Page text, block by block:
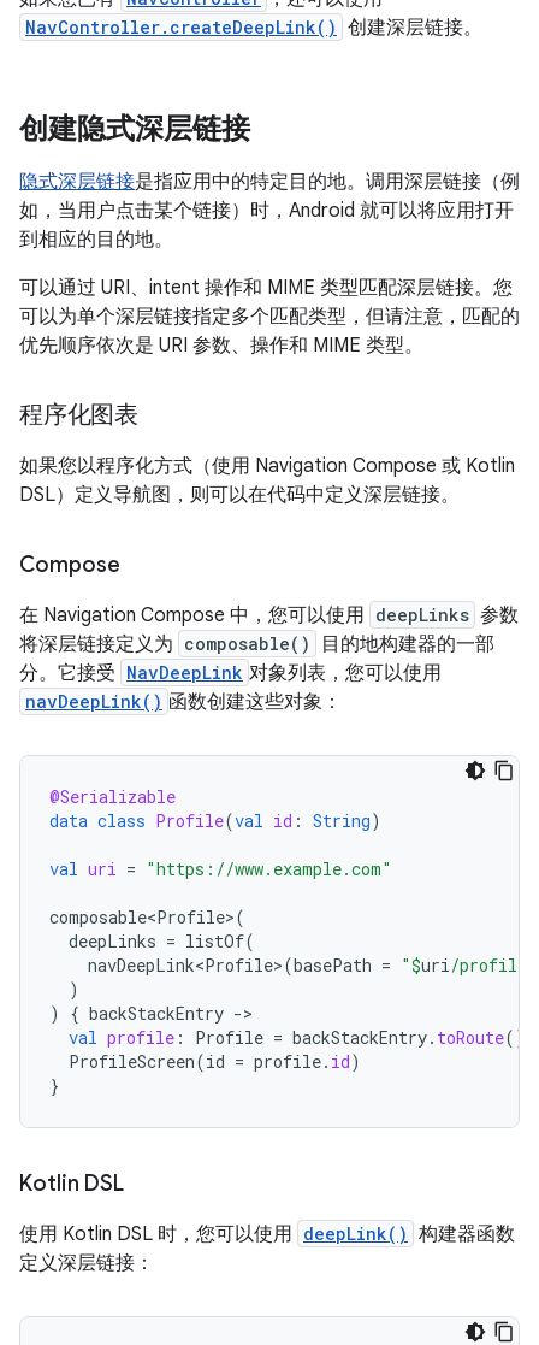
NavController.createDeepLink() 创建深层链接。
创建隐式深层链接
隐式深层链接是指应用中的特定目的地。调用深层链接（例
如，当用户点击某个链接）时，Android 就可以将应用打开
到相应的目的地。
可以通过 URI、intent 操作和 MIME 类型匹配深层链接。您
可以为单个深层链接指定多个匹配类型，但请注意，匹配的
优先顺序依次是 URI 参数、操作和 MIME 类型。
程序化图表
如果您以程序化方式（使用 Navigation Compose 或 Kotlin
DSL）定义导航图，则可以在代码中定义深层链接。
Compose
在 Navigation Compose 中，您可以使用 deepLinks 参数
将深层链接定义为 composable()
目的地构建器的一部
分。它接受 NavDeepLink 对象列表，您可以使用
navDeepLink() 函数创建这些对象：
@Serializable
data class Profile(val id : String)
val uri = "https://www.example.com"
composable<Profile>(
deepLinks = listOf(
navDeepLink<Profile>(basePath = "$uri/profile"
)
)
{ backStackEntry -
val profile : Profile = backStackEntry. toRoute()
ProfileScreen(id = profile. id)
}
Kotlin DSL
使用 Kotlin DSL 时，您可以使用 deepLink() 构建器函数
定义深层链接：